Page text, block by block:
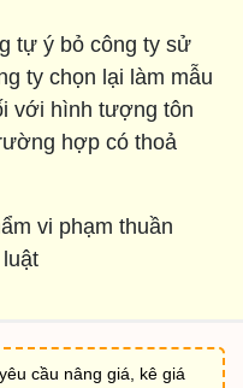
tự ý bỏ công ty sử
ty chọn lại làm mẫu
với hình tượng tôn
hợp có thoả
vi phạm thuần
cầu nâng giá, kê giá